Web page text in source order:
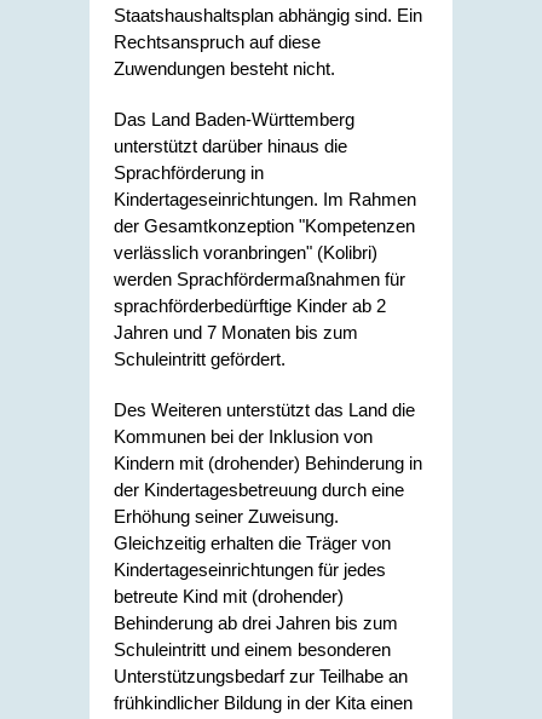
Staatshaushaltsplan abhängig sind. Ein
Rechtsanspruch auf diese
Zuwendungen besteht nicht.
Das Land Baden-Württemberg
unterstützt darüber hinaus die
Sprachförderung in
Kindertageseinrichtungen. Im Rahmen
der Gesamtkonzeption "Kompetenzen
verlässlich voranbringen" (Kolibri)
werden Sprachfördermaßnahmen für
sprachförderbedürftige Kinder ab 2
Jahren und 7 Monaten bis zum
Schuleintritt gefördert.
Des Weiteren unterstützt das Land die
Kommunen bei der Inklusion von
Kindern mit (drohender) Behinderung in
der Kindertagesbetreuung durch eine
Erhöhung seiner Zuweisung.
Gleichzeitig erhalten die Träger von
Kindertageseinrichtungen für jedes
betreute Kind mit (drohender)
Behinderung ab drei Jahren bis zum
Schuleintritt und einem besonderen
Unterstützungsbedarf zur Teilhabe an
frühkindlicher Bildung in der Kita einen